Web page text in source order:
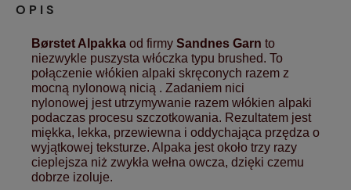
OPIS
Børstet Alpakka od firmy Sandnes Garn to
niezwykle puszysta włóczka typu brushed. To
połączenie włókien alpaki skręconych razem z
mocną nylonową nicią . Zadaniem nici
nylonowej jest utrzymywanie razem włókien alpaki
podaczas procesu szczotkowania. Rezultatem jest
miękka, lekka, przewiewna i oddychająca przędza o
wyjątkowej teksturze. Alpaka jest około trzy razy
cieplejsza niż zwykła wełna owcza, dzięki czemu
dobrze izoluje.